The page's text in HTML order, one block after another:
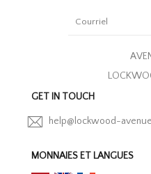
GET IN TOUCH
help@lockwood-
MONNAIES ET LANGUES